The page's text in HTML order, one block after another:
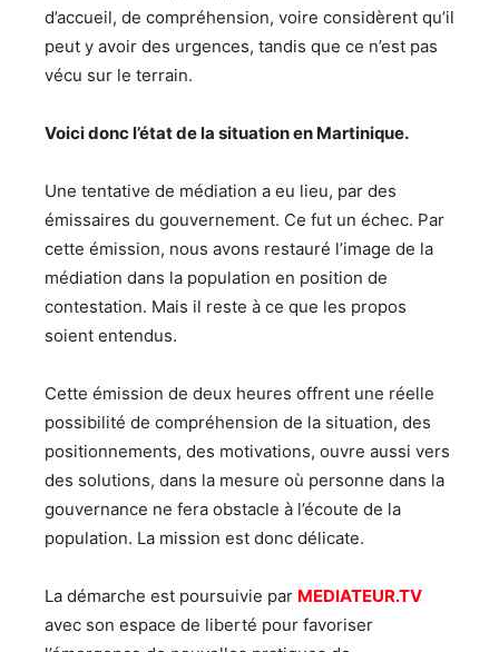
d’accueil, de compréhension, voire considèrent qu’il
peut y avoir des urgences, tandis que ce n’est pas
vécu sur le terrain.
Voici donc l’état de la situation en Martinique.
Une tentative de médiation a eu lieu, par des
émissaires du gouvernement. Ce fut un échec. Par
cette émission, nous avons restauré l’image de la
médiation dans la population en position de
contestation. Mais il reste à ce que les propos
soient entendus.
Cette émission de deux heures offrent une réelle
possibilité de compréhension de la situation, des
positionnements, des motivations, ouvre aussi vers
des solutions, dans la mesure où personne dans la
gouvernance ne fera obstacle à l’écoute de la
population. La mission est donc délicate.
La démarche est poursuivie par MEDIATEUR.TV
avec son espace de liberté pour favoriser